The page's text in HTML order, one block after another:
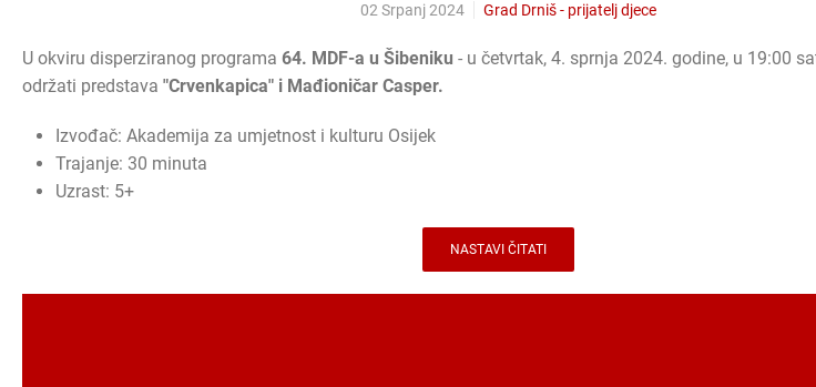
02 Srpanj 2024 Grad Drniš - prijatelj djece
U okviru disperziranog programa 64. MDF-a u Šibeniku - u četvrtak, 4. sprnja 2024. godine, u 19:00
održati predstava "Crvenkapica" i Mađioničar Casper.
Izvođač: Akademija za umjetnost i kulturu Osijek
Trajanje: 30 minuta
Uzrast: 5+
NASTAVI ČITATI